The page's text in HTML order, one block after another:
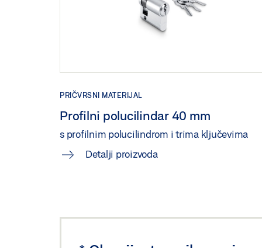
PRIČVRSNI MATERIJAL
Profilni polucilindar 40 mm
s profilnim polucilindrom i trima ključevima
Detalji proizvoda